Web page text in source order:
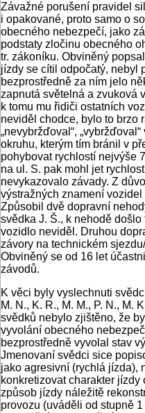
Závažné porušení pravidel
i opakované, proto samo o
obecného nebezpečí, jako
podstaty zločinu obecného
tr. zákoníku. Obviněný
jízdy se cítil odpočatý, nebyl
bezprostředně za ním jelo
zapnutá světelná a zvuková
k tomu mu řidiči ostatních
neviděl chodce, bylo to brzo
„nevybržďoval“,
okruhu, kterým tím bránil v
pohybovat rychlostí nejvýše
na ul. S. pak mohl jet
nevykazovalo závady. Z
výstražných znamení
Způsobil dvě dopravní
svědka J. Š., k nehodě
vozidlo neviděl. Druhou
závory na technickém
Obviněný se od 16 let
závodů.
K věci byly vyslechnuti
M. N., K. R., M. M., P. N., M.
svědků nebylo zjištěno, že
vyvolání obecného
bezprostředně vyvolal stav
Jmenovaní svědci sice
jako agresivní (rychlá jízda),
konkretizovat charakter
způsob jízdy náležitě
provozu (uváděli od stupně